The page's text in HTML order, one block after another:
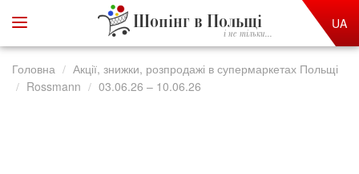
Шопінг в Польщі
і не тільки...
UA
Головна
Акції, знижки, розпродажі в супермаркетах Польщі
Rossmann
03.06.26 – 10.06.26